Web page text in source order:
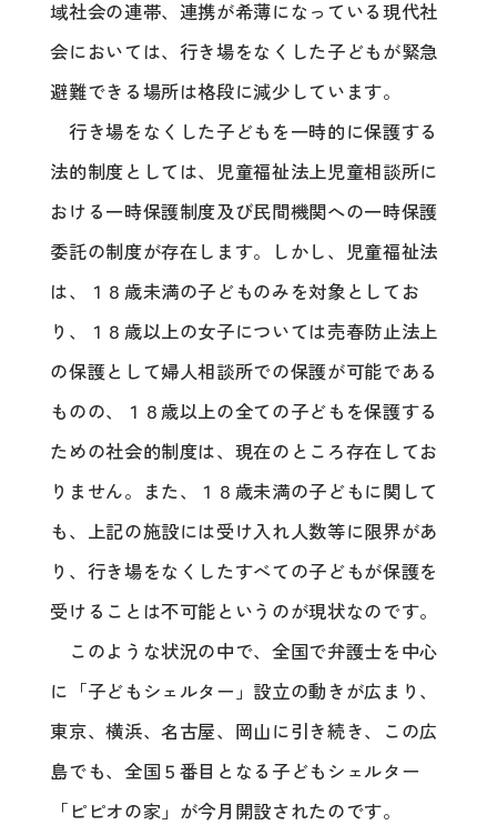
域社会の連帯、連携が希薄になっている現代社
会においては、行き場をなくした子どもが緊急
避難できる場所は格段に減少しています。
行き場をなくした子どもを一時的に保護する
法的制度としては、児童福祉法上児童相談所に
おける一時保護制度及び民間機関への一時保護
委託の制度が存在します。しかし、児童福祉法
は、１８歳未満の子どものみを対象としてお
り、１８歳以上の女子については売春防止法上
の保護として婦人相談所での保護が可能である
ものの、１８歳以上の全ての子どもを保護する
ための社会的制度は、現在のところ存在してお
りません。また、１８歳未満の子どもに関して
も、上記の施設には受け入れ人数等に限界があ
り、行き場をなくしたすべての子どもが保護を
受けることは不可能というのが現状なのです。
このような状況の中で、全国で弁護士を中心
に「子どもシェルター」設立の動きが広まり、
東京、横浜、名古屋、岡山に引き続き、この広
島でも、全国５番目となる子どもシェルター
「ピピオの家」が今月開設されたのです。